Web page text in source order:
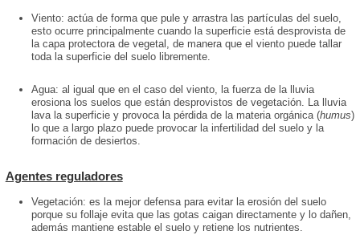
Viento: actúa de forma que pule y arrastra las partículas del suelo,
esto ocurre principalmente cuando la superficie está desprovista de
la capa protectora de vegetal, de manera que el viento puede tallar
toda la superficie del suelo libremente.
Agua: al igual que en el caso del viento, la fuerza de la lluvia
erosiona los suelos que están desprovistos de vegetación. La lluvia
lava la superficie y provoca la pérdida de la materia orgánica (humus)
lo que a largo plazo puede provocar la infertilidad del suelo y la
formación de desiertos.
Agentes reguladores
Vegetación: es la mejor defensa para evitar la erosión del suelo
porque su follaje evita que las gotas caigan directamente y lo dañen,
además mantiene estable el suelo y retiene los nutrientes.